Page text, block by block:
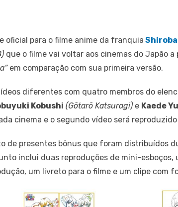
oficial para o filme anime da franquia
que o filme vai voltar aos cinemas do Japão a
em comparação com sua primeira versão.
diferentes com quatro membros do
Kobushi (Gōtarō Katsuragi) e Kaede
cinema e o segundo vídeo será
de presentes bônus que foram distribuídos
inclui duas reproduções de mini-
um livreto para o filme e um clipe com